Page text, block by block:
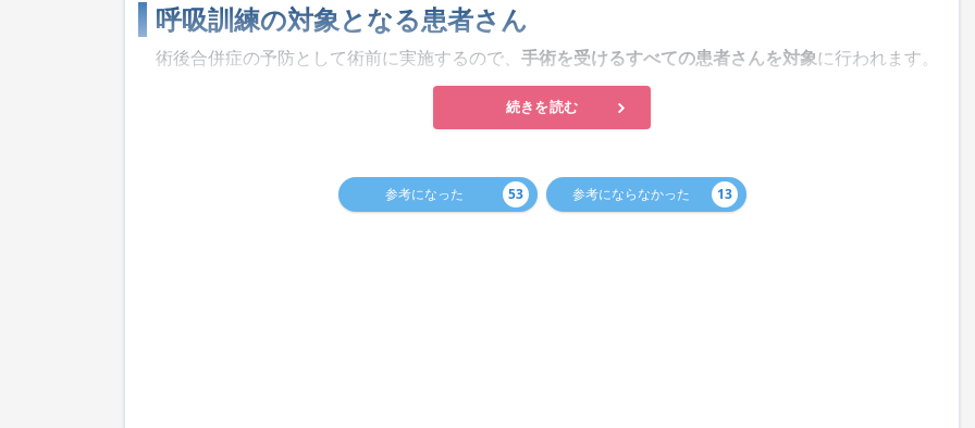
呼吸訓練の対象となる患者さん
術後合併症の予防として術前に実施するので、 手術を受けるすべての患者さんを対象に行われます。
続きを読む
参考になった 53 参考にならなかった 13